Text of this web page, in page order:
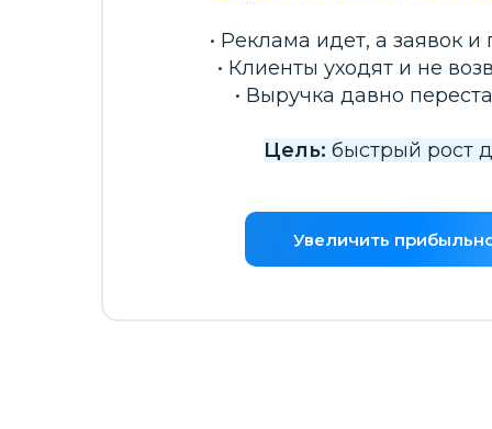
• Реклама идет, а заявок
• Клиенты уходят и не
• Выручка давно
Цель: быстрый рост
Увеличить